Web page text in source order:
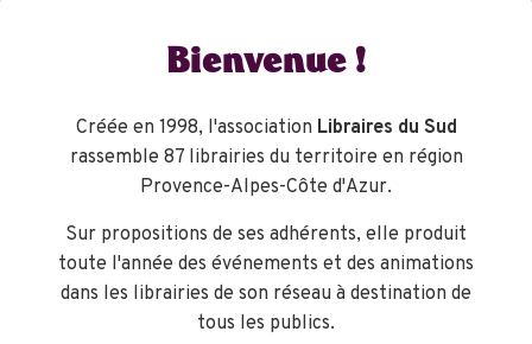
TOURNÉES GÉNÉRALES
Bienvenue !
Créée en 1998, l'association Libraires du Sud
rassemble 87 librairies du territoire en région
Provence-Alpes-Côte d'Azur.
Sur propositions de ses adhérents, elle produit
toute l'année des événements et des animations
dans les librairies de son réseau à destination de
tous les publics.